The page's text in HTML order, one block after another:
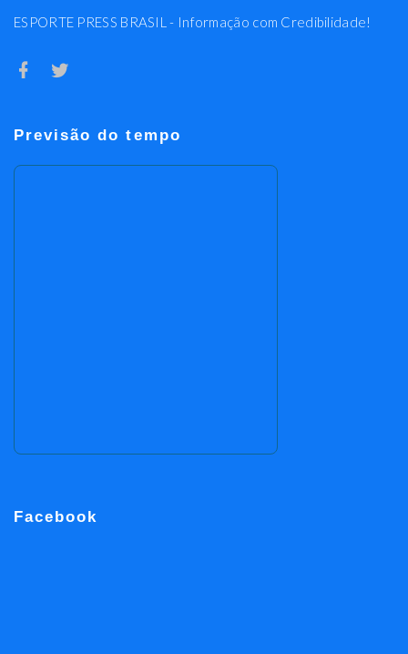
ESPORTE PRESS BRASIL - Informação com Credibilidade!
Previsão do tempo
Facebook